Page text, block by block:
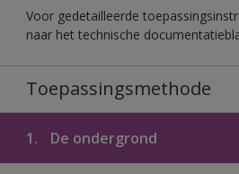
Voor gedetailleerde
naar het technische
Toepassingsmethode
1. De ondergrond